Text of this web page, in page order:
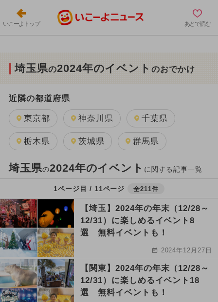
いこーよトップ あとで読む
埼玉県の2024年のイベントのおでかけ
近隣の都道府県
東京都 神奈川県 千葉県
栃木県 茨城県 群馬県
埼玉県の2024年のイベント に関する記事一覧
1ページ目 / 11ページ 全211件
【埼玉】2024年の年末（12/28～
12/31）に楽しめるイベント8
選 無料イベントも！
2024年12月27日
【関東】2024年の年末（12/28～
12/31）に楽しめるイベント18
選 無料イベントも！